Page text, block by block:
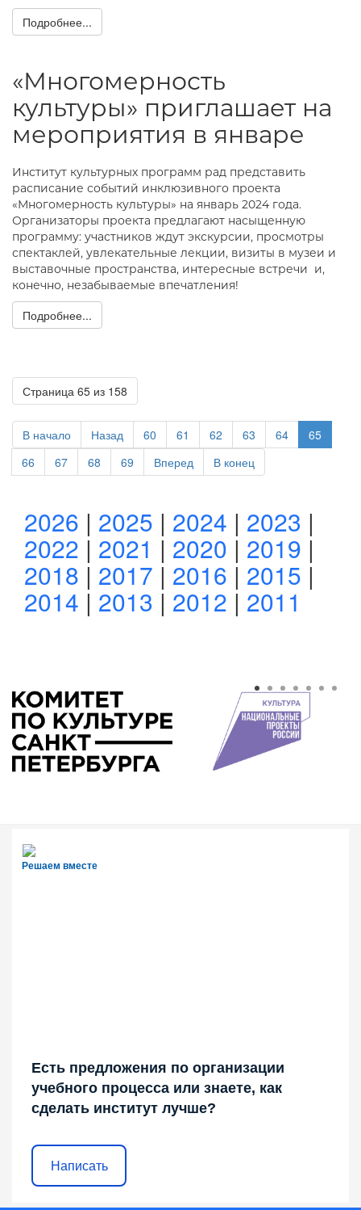
Подробнее...
«Многомерность
культуры» приглашает на
мероприятия в январе
Институт культурных программ рад представить
расписание событий инклюзивного проекта
«Многомерность культуры» на январь 2024 года.
Организаторы проекта предлагают насыщенную
программу: участников ждут экскурсии, просмотры
спектаклей, увлекательные лекции, визиты в музеи и
выставочные пространства, интересные встречи и,
конечно, незабываемые впечатления!
Подробнее...
Страница 65 из 158
В начало Назад 60 61 62 63 64
65
66
67 68 69 Вперед В конец
2026 | 2025 | 2024 | 2023 |
2022 | 2021 | 2020 | 2019 |
2018 | 2017 | 2016 | 2015 |
2014 | 2013 | 2012 | 2011
Решаем вместе
Есть предложения по организации
учебного процесса или знаете, как
сделать институт лучше?
Написать